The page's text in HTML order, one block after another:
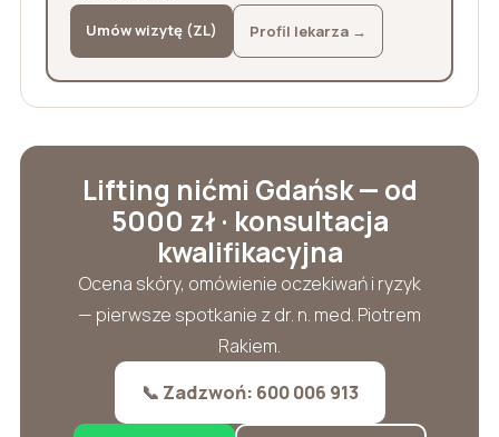
Umów wizytę (ZL) Profil lekarza →
Lifting nićmi Gdańsk — od
5000 zł · konsultacja
kwalifikacyjna
Ocena skóry, omówienie oczekiwań i ryzyk
— pierwsze spotkanie z dr. n. med. Piotrem
Rakiem.
📞 Zadzwoń: 600 006 913